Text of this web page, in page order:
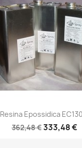
Resina Epossidica
362,48 €333,48 €